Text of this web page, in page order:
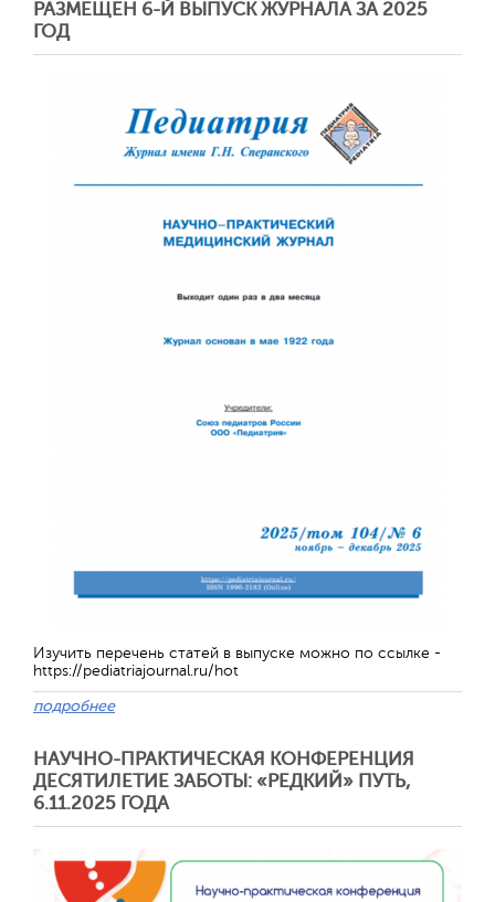
РАЗМЕЩЕН 6-Й ВЫПУСК ЖУРНАЛА ЗА 2025
ГОД
Изучить перечень статей в выпуске можно по ссылке -
https://pediatriajournal.ru/hot
подробнее
НАУЧНО-ПРАКТИЧЕСКАЯ КОНФЕРЕНЦИЯ
ДЕСЯТИЛЕТИЕ ЗАБОТЫ: «РЕДКИЙ» ПУТЬ,
6.11.2025 ГОДА
Отправить